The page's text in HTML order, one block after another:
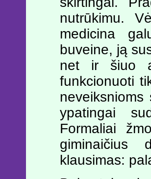
nutrūkimu.
medicina
buveine, ją
net ir šiuo
funkcionuoti
ypatingai
Formaliai
giminaičius
klausimas: